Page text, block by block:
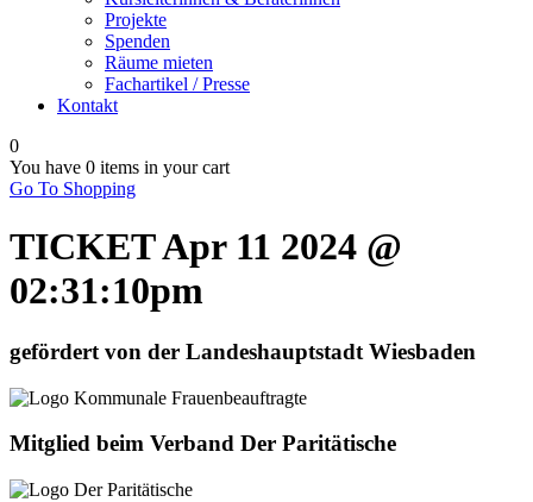
Projekte
Spenden
Räume mieten
Fachartikel / Presse
Kontakt
0
You have 0 items in your cart
Go To Shopping
TICKET Apr 11 2024 @
02:31:10pm
gefördert von der Landeshauptstadt Wiesbaden
Mitglied beim Verband Der Paritätische